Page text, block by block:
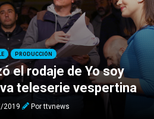
PRODUCCIÓN
el rodaje de Yo soy
teleserie vespertina
2019 Porttvnews